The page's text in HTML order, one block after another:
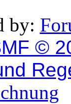
by:
©